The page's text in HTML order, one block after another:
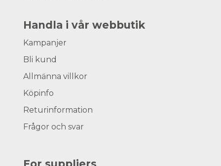
Handla i vår webbutik
Kampanjer
Bli kund
Allmänna villkor
Köpinfo
Returinformation
Frågor och svar